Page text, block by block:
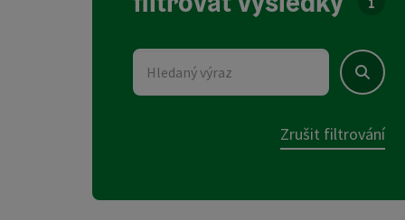
U
Hledaný výraz
Hledat
Zrušit filtrování